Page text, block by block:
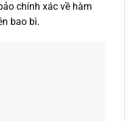
chính xác về hàm
bao bì.